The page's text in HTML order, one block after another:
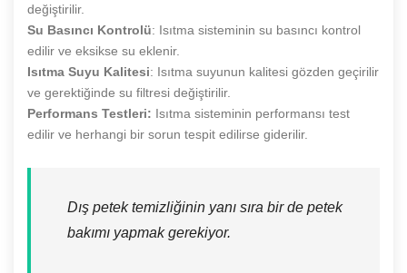
değiştirilir.
Su Basıncı Kontrolü: Isıtma sisteminin su basıncı kontrol
edilir ve eksikse su eklenir.
Isıtma Suyu Kalitesi: Isıtma suyunun kalitesi gözden geçirilir
ve gerektiğinde su filtresi değiştirilir.
Performans Testleri: Isıtma sisteminin performansı test
edilir ve herhangi bir sorun tespit edilirse giderilir.
Dış petek temizliğinin yanı sıra bir de petek
bakımı yapmak gerekiyor.